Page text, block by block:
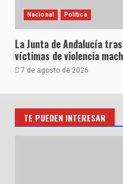
Nacional Política
La Junta de Andalucía
víctimas de violencia
7 de agosto de 2026
TE PUEDEN INTERESAR